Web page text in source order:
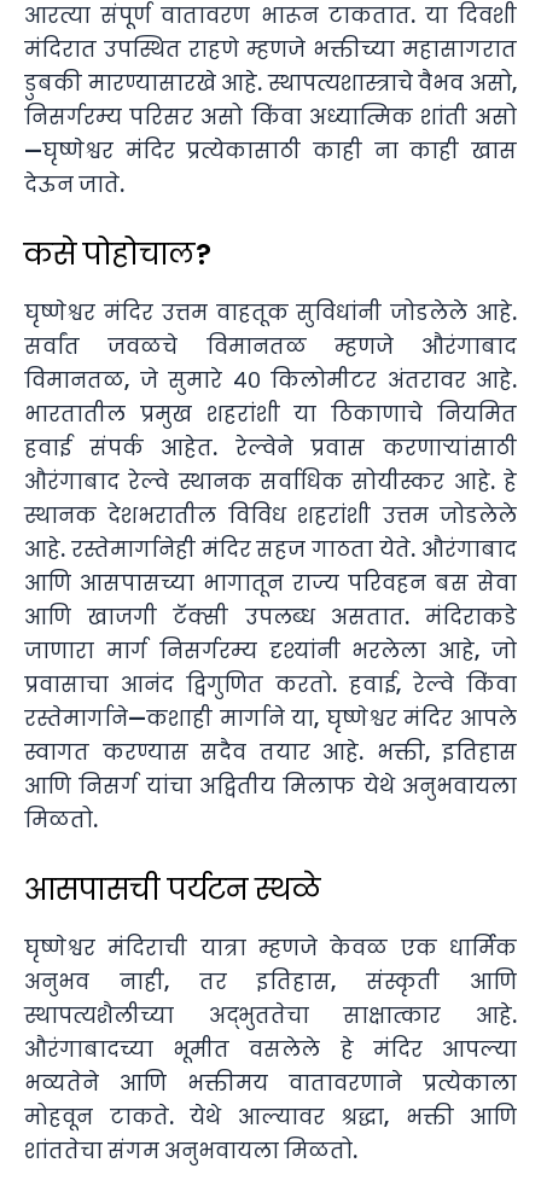
आरत्या संपूर्ण वातावरण भारून टाकतात. या दिवशी
मंदिरात उपस्थित राहणे म्हणजे भक्तीच्या महासागरात
डुबकी मारण्यासारखे आहे. स्थापत्यशास्त्राचे वैभव असो,
निसर्गरम्य परिसर असो किंवा अध्यात्मिक शांती असो
—घृष्णेश्वर मंदिर प्रत्येकासाठी काही ना काही खास
देऊन जाते.
कसे पोहोचाल?
घृष्णेश्वर मंदिर उत्तम वाहतूक सुविधांनी जोडलेले आहे.
सर्वांत जवळचे विमानतळ म्हणजे औरंगाबाद
विमानतळ, जे सुमारे ४० किलोमीटर अंतरावर आहे.
भारतातील प्रमुख शहरांशी या ठिकाणाचे नियमित
हवाई संपर्क आहेत. रेल्वेने प्रवास करणाऱ्यांसाठी
औरंगाबाद रेल्वे स्थानक सर्वाधिक सोयीस्कर आहे. हे
स्थानक देशभरातील विविध शहरांशी उत्तम जोडलेले
आहे. रस्तेमार्गानेही मंदिर सहज गाठता येते. औरंगाबाद
आणि आसपासच्या भागातून राज्य परिवहन बस सेवा
आणि खाजगी टॅक्सी उपलब्ध असतात. मंदिराकडे
जाणारा मार्ग निसर्गरम्य दृश्यांनी भरलेला आहे, जो
प्रवासाचा आनंद द्विगुणित करतो. हवाई, रेल्वे किंवा
रस्तेमार्गाने—कशाही मार्गाने या, घृष्णेश्वर मंदिर आपले
स्वागत करण्यास सदैव तयार आहे. भक्ती, इतिहास
आणि निसर्ग यांचा अद्वितीय मिलाफ येथे अनुभवायला
मिळतो.
आसपासची पर्यटन स्थळे
घृष्णेश्वर मंदिराची यात्रा म्हणजे केवळ एक धार्मिक
अनुभव नाही, तर इतिहास, संस्कृती आणि
स्थापत्यशैलीच्या अद्भुततेचा साक्षात्कार आहे.
औरंगाबादच्या भूमीत वसलेले हे मंदिर आपल्या
भव्यतेने आणि भक्तीमय वातावरणाने प्रत्येकाला
मोहवून टाकते. येथे आल्यावर श्रद्धा, भक्ती आणि
शांततेचा संगम अनुभवायला मिळतो.